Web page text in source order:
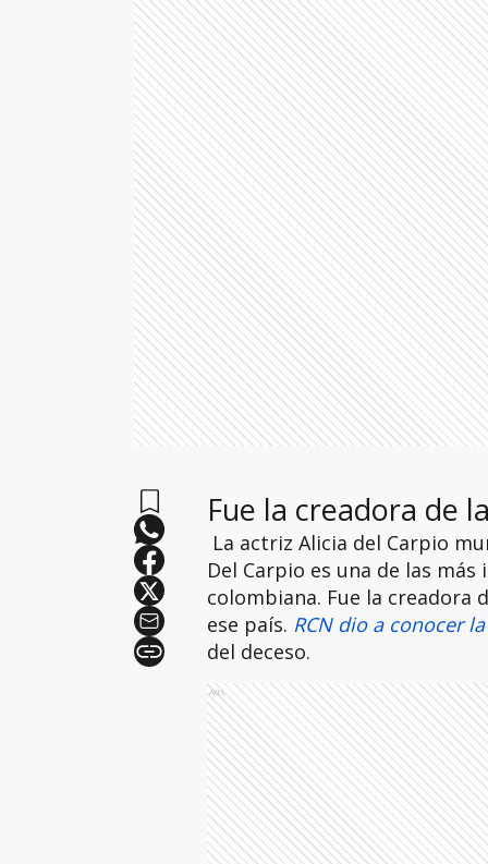
Fue la creadora de
La actriz Alicia del Carpio
Del Carpio es una de las
colombiana. Fue la creadora
ese país. RCN dio a conocer
del deceso.
Ads